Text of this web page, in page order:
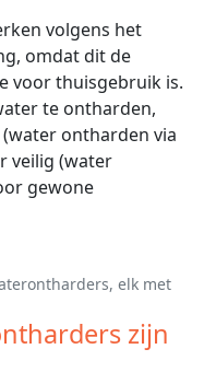
volgens het
omdat dit de
voor thuisgebruik is.
te ontharden,
ontharden via
veilig (water
gewone
elk met
zijn